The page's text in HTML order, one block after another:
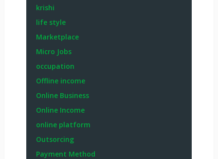
krishi
life style
Marketplace
Micro Jobs
occupation
Offline income
Online Business
Online Income
online platform
Outsorcing
Payment Method